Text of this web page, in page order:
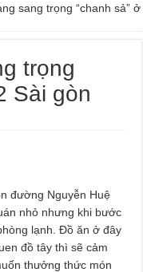
sang trọng “chanh sả” ở
trọng
Sài gòn
đường Nguyễn Huệ
nhỏ nhưng khi bước
lạnh. Đồ ăn ở đây
đồ tây thì sẽ cảm
thưởng thức món